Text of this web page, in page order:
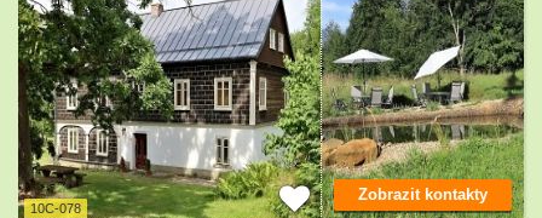
10C-078
Zobrazit kontakty